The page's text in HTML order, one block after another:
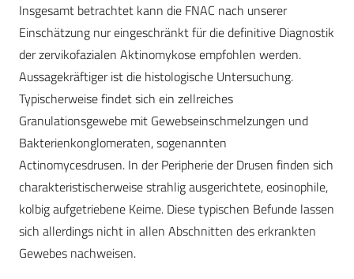
Insgesamt betrachtet kann die FNAC nach unserer
Einschätzung nur eingeschränkt für die definitive Diagnostik
der zervikofazialen Aktinomykose empfohlen werden.
Aussagekräftiger ist die histologische Untersuchung.
Typischerweise findet sich ein zellreiches
Granulationsgewebe mit Gewebseinschmelzungen und
Bakterienkonglomeraten, sogenannten
Actinomycesdrusen. In der Peripherie der Drusen finden sich
charakteristischerweise strahlig ausgerichtete, eosinophile,
kolbig aufgetriebene Keime. Diese typischen Befunde lassen
sich allerdings nicht in allen Abschnitten des erkrankten
Gewebes nachweisen.